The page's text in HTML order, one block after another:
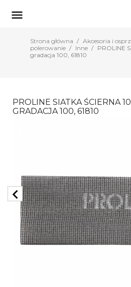

Strona główna Akcesoria i
polerowanie
Inne
PROLINE
gradacja 100, 61810
PROLINE SIATKA ŚCIERNA
GRADACJA 100, 61810
chevron_left